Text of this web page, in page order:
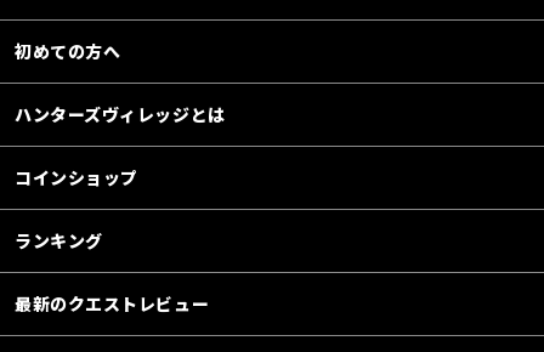
初めての方へ
ハンターズヴィレッジとは
コインショップ
ランキング
最新のクエストレビュー